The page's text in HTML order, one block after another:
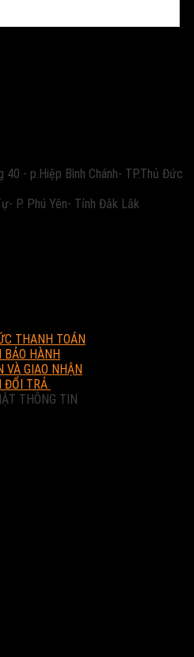
- p.Hiệp Bình Chánh- TP.Thủ Đức
P. Phú Yên- Tỉnh Đắk Lắk
THANH TOÁN
BẢO HÀNH
VÀ GIAO NHẬN
ĐỔI TRẢ
THÔNG TIN